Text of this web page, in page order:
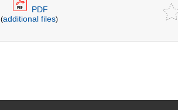
PDF
(additional files)